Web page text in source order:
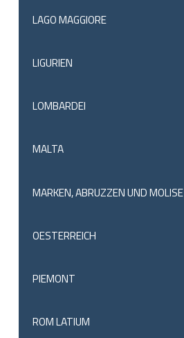
LAGO MAGGIORE
LIGURIEN
LOMBARDEI
MALTA
MARKEN, ABRUZZEN UND MOLISE
OESTERREICH
PIEMONT
ROM LATIUM